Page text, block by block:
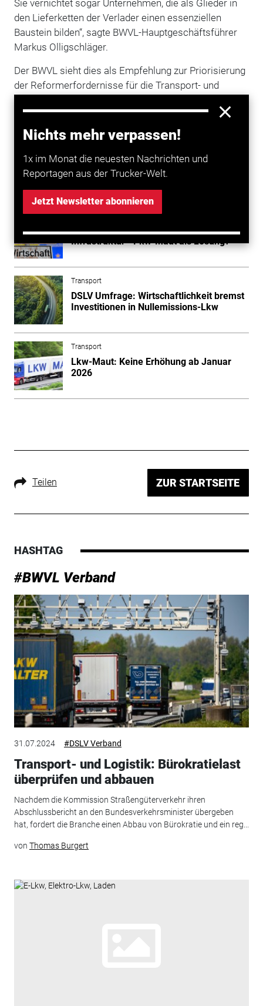
Nichts mehr verpassen!
1x im Monat die neuesten Nachrichten und
Reportagen aus der Trucker-Welt.
Jetzt Newsletter abonnieren
Sie vernichtet sogar Unternehmen, die als Glieder in
den Lieferketten der Verlader einen essenziellen
Baustein bilden“, sagte BWVL-Hauptgeschäftsführer
Markus Olligschläger.
Der BWVL sieht dies als Empfehlung zur Priorisierung
der Reformerfordernisse für die Transport- und
werde dies unmittelbare Auswirkungen auf die
Stärkung von Wettbewerbsfähigkeit und Resilienz des
Wirtschaftsstandorts Deutschland haben.
Transport
Studie: Riesiger Finanzbedarf für
Infrastruktur - Pkw-Maut als Lösung?
Transport
DSLV Umfrage: Wirtschaftlichkeit bremst
Investitionen in Nullemissions-Lkw
Transport
Lkw-Maut: Keine Erhöhung ab Januar
2026
Teilen ZUR STARTSEITE
HASHTAG
#BWVL Verband
31.07.2024 #DSLV Verband
Transport- und Logistik: Bürokratielast
überprüfen und abbauen
Nachdem die Kommission Straßengüterverkehr ihren
Abschlussbericht an den Bundesverkehrsminister übergeben
hat, fordert die Branche einen Abbau von Bürokratie und ein reg...
von Thomas Burgert